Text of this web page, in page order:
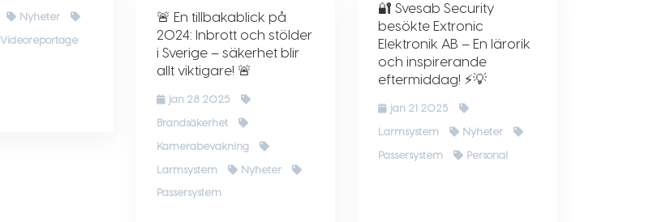
Nyheter
Videoreportage
🚨 En tillbakablick på
2024: Inbrott och stölder
i Sverige – säkerhet blir
allt viktigare! 🚨
jan 28 2025
Brandsäkerhet
Kamerabevakning
Larmsystem Nyheter
Passersystem
🔐 Svesab Security
besökte Extronic
Elektronik AB – En lärorik
och inspirerande
eftermiddag! ⚡💡
jan 21 2025
Larmsystem Nyheter
Passersystem Personal